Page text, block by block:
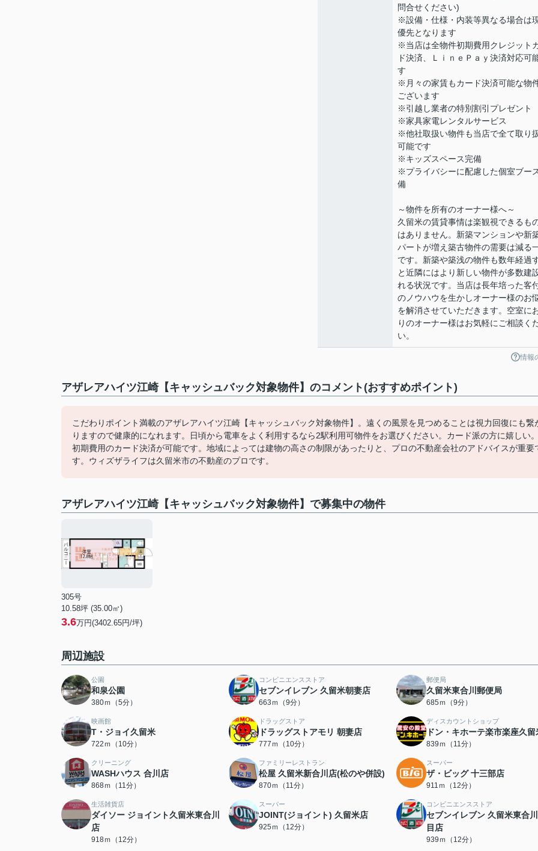
問合せください)
※設備・仕様・内装等異なる場合は
優先となります
※当店は全物件初期費用クレジット
ド決済、ＬｉｎｅＰａｙ決済対応可
す
※月々の家賃もカード決済可能な物
ございます
※引越し業者の特別割引プレゼント
※家具家電レンタルサービス
※他社取扱い物件も当店で全て取り
可能です
※キッズスペース完備
※プライバシーに配慮した個室ブー
備
～物件を所有のオーナー様へ～
久留米の賃貸事情は楽観視できるも
はありません。新築マンションや新
パートが増え築古物件の需要は減る
です。新築や築浅の物件も数年経過
と近隣にはより新しい物件が多数建
れる状況です。当店は長年培った客
のノウハウを生かしオーナー様のお
を解消させていただきます。空室に
りのオーナー様はお気軽にご相談く
い。
情報
アザレアハイツ江崎【キャッシュバック対象物件】のコメント(おすすめポイント)
こだわりポイント満載のアザレアハイツ江崎【キャッシュバック対象物件】。遠くの風景を見つめることは視力回復にも繋
りますので健康的になれます。日頃から電車をよく利用するなら2駅利用可物件をお選びください。カード派の方に嬉しい
初期費用のカード決済が可能です。地域によっては建物の高さの制限があったりと、プロの不動産会社のアドバイスが重要
す。ウィズザライフは久留米市の不動産のプロです。
アザレアハイツ江崎【キャッシュバック対象物件】で募集中の物件
305号
10.58坪 (35.00㎡)
3.6万円(3402.65円/坪)
周辺施設
公園
和泉公園
380ｍ（5分）
コンビニエンスストア
セブンイレブン 久留米朝妻店
663ｍ（9分）
郵便局
久留米東合川郵便局
685ｍ（9分）
映画館
T・ジョイ久留米
722ｍ（10分）
ドラッグストア
ドラッグストアモリ 朝妻店
777ｍ（10分）
ディスカウントショップ
ドン・キホーテ楽市楽座久留
839ｍ（11分）
クリーニング
WASHハウス 合川店
868ｍ（11分）
ファミリーレストラン
松屋 久留米新合川店(松のや併設)
870ｍ（11分）
スーパー
ザ・ビッグ 十三部店
911ｍ（12分）
生活雑貨店
ダイソー ジョイント久留米東合川
店
918ｍ（12分）
スーパー
JOINT(ジョイント) 久留米店
925ｍ（12分）
コンビニエンスストア
セブンイレブン 久留米東合
目店
939ｍ（12分）